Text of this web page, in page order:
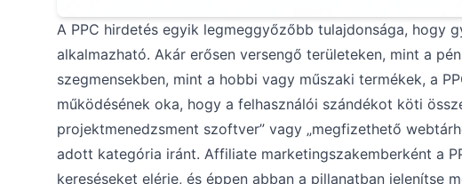
A PPC hirdetés egyik legmeggyőzőbb tulajdonsága, hogy
alkalmazható. Akár erősen versengő területeken, mint a
szegmensekben, mint a hobbi vagy műszaki termékek, a
működésének oka, hogy a felhasználói szándékot köti
projektmenedzsment szoftver” vagy „megfizethető
adott kategória iránt. Affiliate marketingszakemberként a
kereséseket elérje, és éppen abban a pillanatban jelenítse